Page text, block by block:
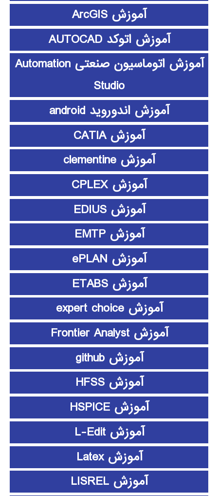
آموزش ArcGIS
آموزش اتوکد AUTOCAD
آموزش اتوماسیون صنعتی Automation
Studio
آموزش اندوروید android
آموزش CATIA
آموزش clementine
آموزش CPLEX
آموزش EDIUS
آموزش EMTP
آموزش ePLAN
آموزش ETABS
آموزش expert choice
آموزش Frontier Analyst
آموزش github
آموزش HFSS
آموزش HSPICE
آموزش L-Edit
آموزش Latex
آموزش LISREL